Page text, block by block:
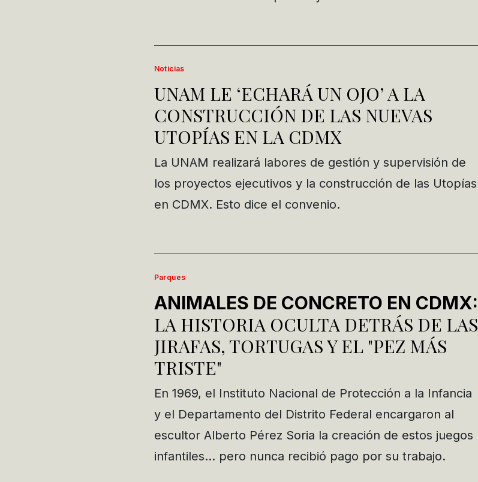
Noticias
UNAM LE ‘ECHARÁ UN OJO’ A LA
CONSTRUCCIÓN DE LAS NUEVAS
UTOPÍAS EN LA CDMX
La UNAM realizará labores de gestión y supervisión de
los proyectos ejecutivos y la construcción de las Utopías
en CDMX. Esto dice el convenio.
Parques
ANIMALES DE CONCRETO EN CDMX:
LA HISTORIA OCULTA DETRÁS DE LAS
JIRAFAS, TORTUGAS Y EL "PEZ MÁS
TRISTE"
En 1969, el Instituto Nacional de Protección a la Infancia
y el Departamento del Distrito Federal encargaron al
escultor Alberto Pérez Soria la creación de estos juegos
infantiles… pero nunca recibió pago por su trabajo.